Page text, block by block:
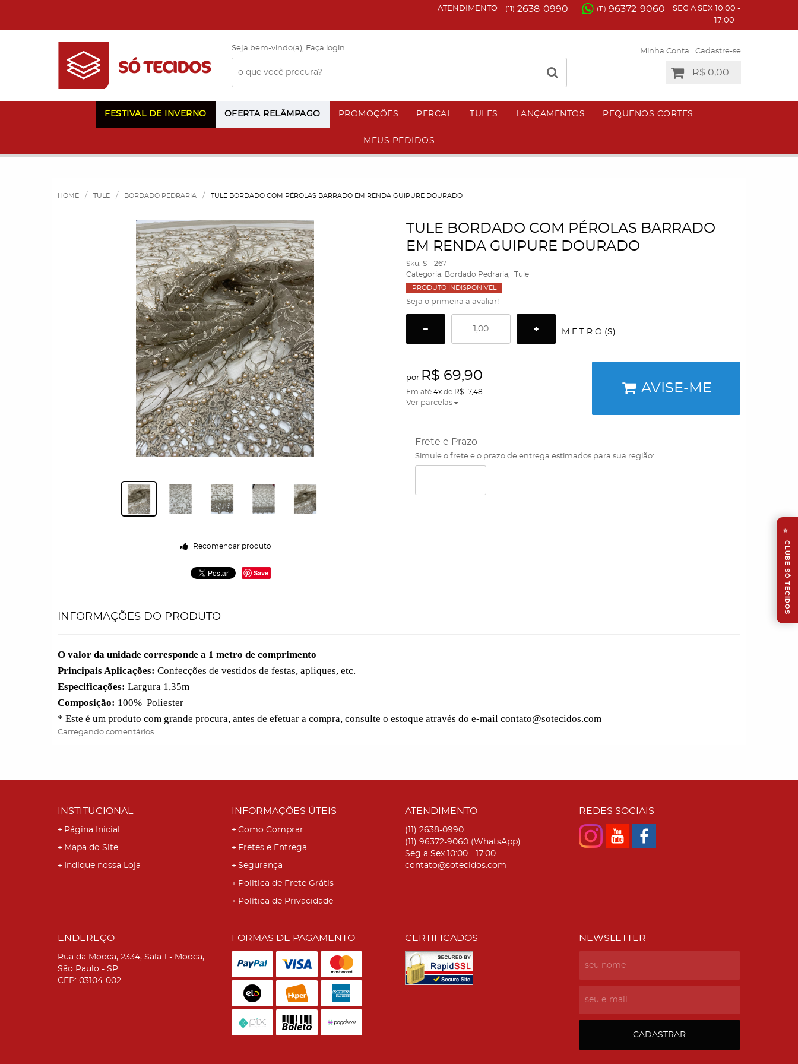
ATENDIMENTO (11) 2638-0990 (11) 96372-9060
SEG A SEX 10:00 -
17:00
Seja bem-vindo(a), Faça login Minha Conta Cadastre-se
R$ 0,00
FESTIVAL DE INVERNO OFERTA RELÂMPAGO PROMOÇÕES PERCAL TULES LANÇAMENTOS PEQUENOS CORTES
MEUS PEDIDOS
HOME TULE BORDADO PEDRARIA TULE BORDADO COM PÉROLAS BARRADO EM RENDA GUIPURE DOURADO
Recomendar produto
Save
TULE BORDADO COM PÉROLAS BARRADO
EM RENDA GUIPURE DOURADO
Sku: ST-2671
Categoria: Bordado Pedraria Tule
PRODUTO INDISPONÍVEL
Seja o primeira a avaliar!
M E T R O (S)
por R$ 69,90
Em até 4xde R$ 17,48
Ver parcelas
AVISE-ME
Frete e Prazo
Simule o frete e o prazo de entrega estimados para sua região:
INFORMAÇÕES DO PRODUTO
O valor da unidade corresponde a 1 metro de comprimento
Principais Aplicações: Confecções de vestidos de festas, apliques, etc.
Especificações: Largura 1,35m
Composição: 100% Poliester
* Este é um produto com grande procura, antes de efetuar a compra, consulte o estoque através do e-mail contato@sotecidos.com
Carregando comentários ...
INSTITUCIONAL
Página Inicial
Mapa do Site
Indique nossa Loja
INFORMAÇÕES ÚTEIS
Como Comprar
Fretes e Entrega
Segurança
Politica de Frete Grátis
Política de Privacidade
ATENDIMENTO
(11) 2638-0990
(11) 96372-9060 (WhatsApp)
Seg a Sex 10:00 - 17:00
contato@sotecidos.com
REDES SOCIAIS
ENDEREÇO
Rua da Mooca, 2334, Sala 1 - Mooca,
São Paulo - SP
CEP: 03104-002
FORMAS DE PAGAMENTO CERTIFICADOS NEWSLETTER
CADASTRAR
⭐
CLUBE SÓ TECIDOS